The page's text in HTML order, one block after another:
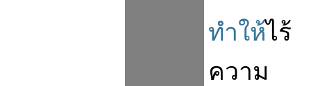
ทำให้ไร้
ความ